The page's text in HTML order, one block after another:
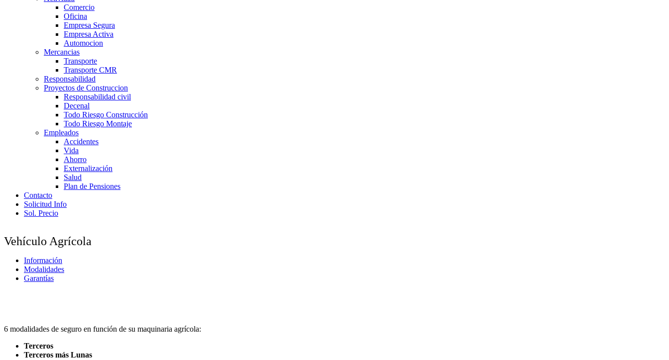
Comercio
Oficina
Empresa Segura
Empresa Activa
Automocion
Mercancias
Transporte
Transporte CMR
Responsabilidad
Proyectos de Construccion
Responsabilidad civil
Decenal
Todo Riesgo Construcción
Todo Riesgo Montaje
Empleados
Accidentes
Vida
Ahorro
Externalización
Salud
Plan de Pensiones
Contacto
Solicitud Info
Sol. Precio
Vehículo Agrícola
Información
Modalidades
Garantías
6 modalidades de seguro en función de su maquinaria agrícola:
Terceros
Terceros más Lunas